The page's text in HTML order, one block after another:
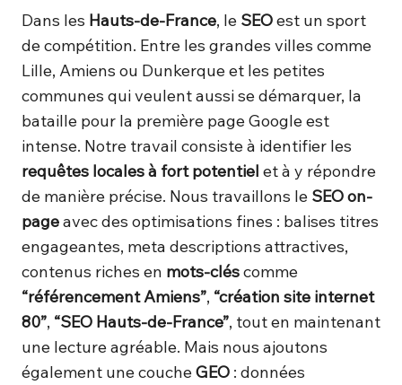
Dans les Hauts-de-France, le SEOest un sport
de compétition. Entre les grandes villes comme
Lille, Amiens ou Dunkerque et les petites
communes qui veulent aussi se démarquer, la
bataille pour la première page Google est
intense. Notre travail consiste à identifier les
requêtes locales à fort potentiel et à y répondre
de manière précise. Nous travaillons le SEO on-
pageavec des optimisations fines : balises titres
engageantes, meta descriptions attractives,
contenus riches en mots-cléscomme
“référencement Amiens”, “création site internet
80”, “SEO Hauts-de-France”, tout en maintenant
une lecture agréable. Mais nous ajoutons
également une coucheGEO : données